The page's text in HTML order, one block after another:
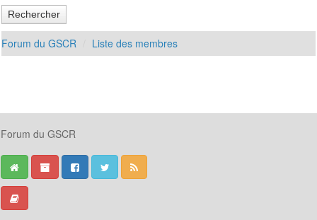
Forum du GSCR Liste des membres
Forum du GSCR